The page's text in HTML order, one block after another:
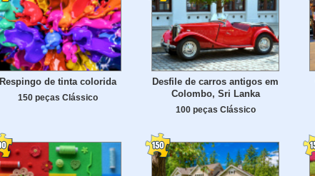
Respingo de tinta colorida
150 peças Clássico
Desfile de carros antigos em
Colombo, Sri Lanka
100 peças Clássico